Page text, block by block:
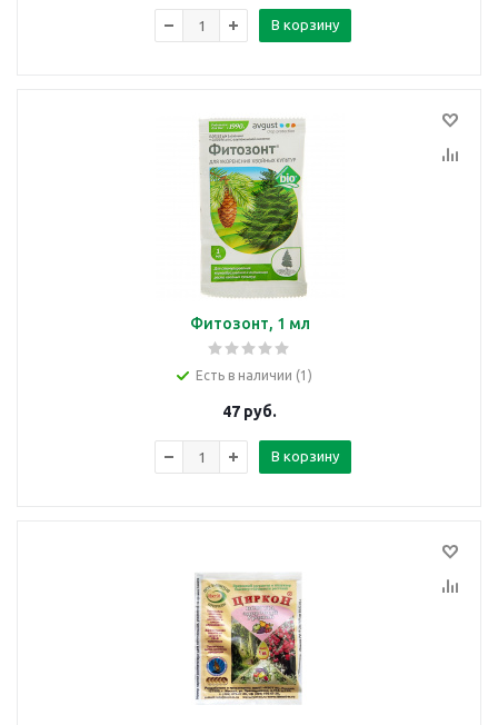
В корзину
Фитозонт, 1 мл
Есть в наличии (1)
47 руб.
В корзину